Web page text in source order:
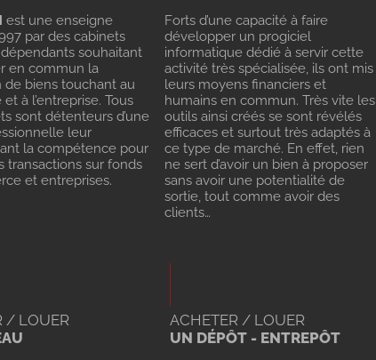
est une enseigne
par des cabinets
souhaitant
en commun la
de biens touchant au
à l’entreprise. Tous
sont détenteurs d’une
leur
la compétence pour
transactions sur fonds
et entreprises.
Forts d’une capacité à faire
développer un progiciel
informatique dédié à servir cette
activité très spécialisée, ils ont mis
leurs moyens financiers et
humains en commun. Très vite les
outils ainsi créés se sont révélés
efficaces et surtout très adaptés à
ce type de marché. En effet, rien
ne sert d’avoir un bien à proposer
sans avoir une potentialité de
sortie, tout comme avoir des
clients…
/ LOUER
ACHETER / LOUER
UN DÉPÔT - ENTREPÔT